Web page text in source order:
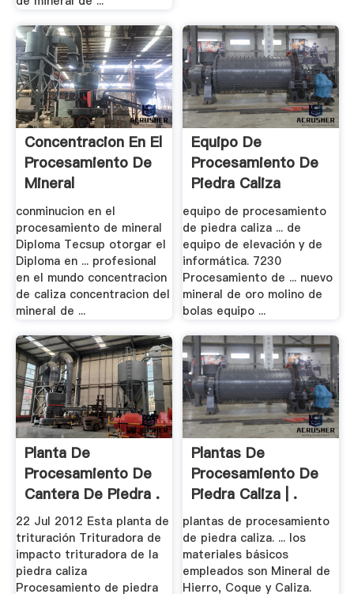
Concentracion En El
Procesamiento De
Mineral
conminucion en el
procesamiento de mineral
Diploma Tecsup otorgar el
Diploma en ... profesional
en el mundo concentracion
de caliza concentracion del
mineral de ...
Equipo De
Procesamiento De
Piedra Caliza
equipo de procesamiento
de piedra caliza ... de
equipo de elevación y de
informática. 7230
Procesamiento de ... nuevo
mineral de oro molino de
bolas equipo ...
Planta De
Procesamiento De
Cantera De Piedra .
22 Jul 2012 Esta planta de
trituración Trituradora de
impacto trituradora de la
piedra caliza
Procesamiento de piedra
Plantas De
Procesamiento De
Piedra Caliza | .
plantas de procesamiento
de piedra caliza. ... los
materiales básicos
empleados son Mineral de
Hierro, Coque y Caliza.